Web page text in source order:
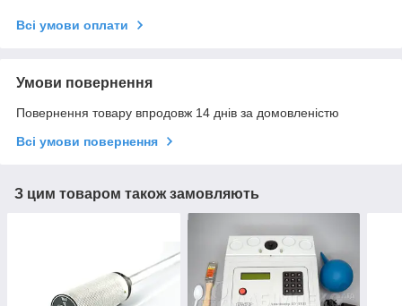
Всі умови оплати
Умови повернення
Повернення товару впродовж 14 днів за домовленістю
Всі умови повернення
З цим товаром також замовляють